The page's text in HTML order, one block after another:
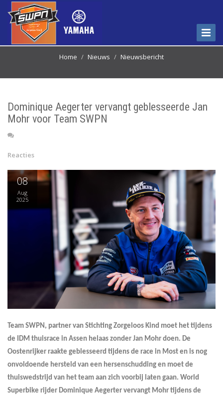
Menu
Home
Nieuws Nieuwsbericht
Dominique Aegerter vervangt geblesseerde Jan
Mohr voor Team SWPN
Reacties
08
Aug
2025
Team SWPN, partner van Stichting Zorgeloos Kind moet het tijdens
de IDM thuisrace in Assen helaas zonder Jan Mohr doen. De
Oostenrijker raakte geblesseerd tijdens de race in Most en is nog
onvoldoende hersteld van een hersenschudding en moet de
thuiswedstrijd van het team aan zich voorbij laten gaan. World
Superbike rijder Dominique Aegerter vervangt Mohr tijdens de